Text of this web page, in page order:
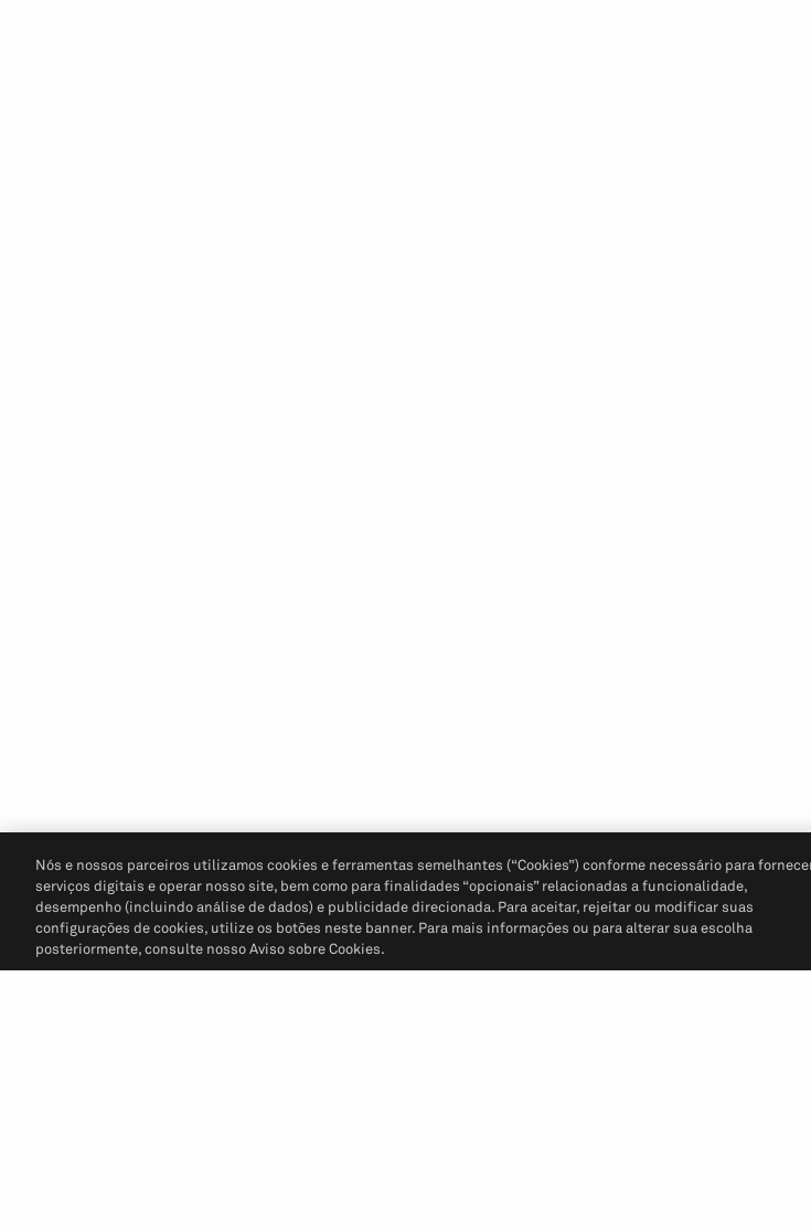
Nós e nossos parceiros utilizamos cookies e ferramentas semelhantes (“Cookies”) conforme necessário para
serviços digitais e operar nosso site, bem como para finalidades “opcionais” relacionadas a funcionalidade,
desempenho (incluindo análise de dados) e publicidade direcionada. Para aceitar, rejeitar ou modificar suas
configurações de cookies, utilize os botões neste banner. Para mais informações ou para alterar sua escolha
posteriormente, consulte nosso Aviso sobre Cookies.